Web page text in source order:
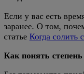
Если у вас есть
заранее. О том,
статье Когда солить
Как понять